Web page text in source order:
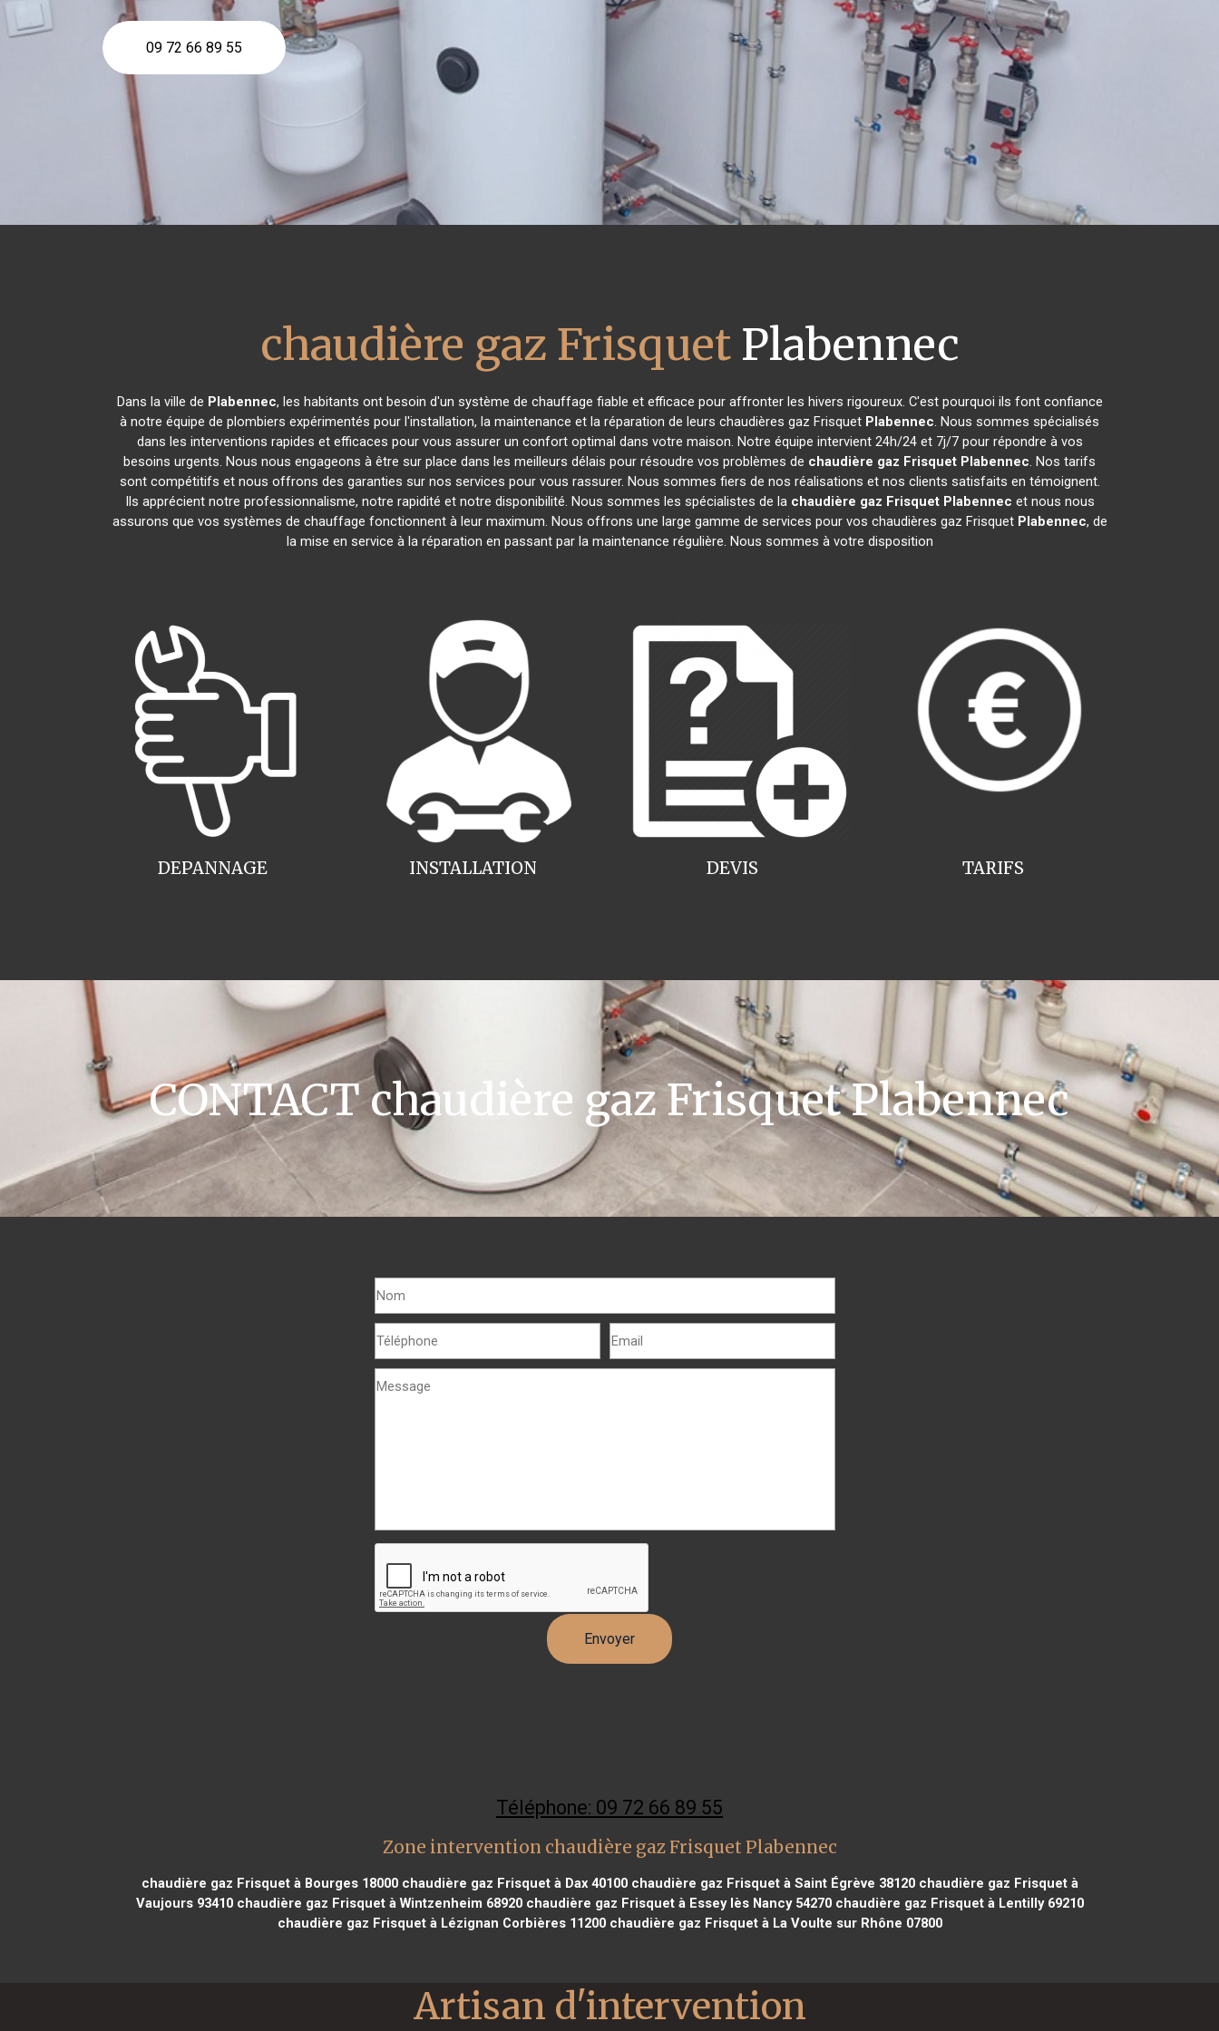
09 72 66 89 55
chaudière gaz FrisquetPlabennec
Dans la ville de Plabennec, les habitants ont besoin d'un système de chauffage fiable et efficace pour affronter les hivers rigoureux. C'est pourquoi ils font confiance
à notre équipe de plombiers expérimentés pour l'installation, la maintenance et la réparation de leurs chaudières gaz Frisquet Plabennec. Nous sommes spécialisés
dans les interventions rapides et efficaces pour vous assurer un confort optimal dans votre maison. Notre équipe intervient 24h/24 et 7j/7 pour répondre à vos
besoins urgents. Nous nous engageons à être sur place dans les meilleurs délais pour résoudre vos problèmes de chaudière gaz Frisquet Plabennec. Nos tarifs
sont compétitifs et nous offrons des garanties sur nos services pour vous rassurer. Nous sommes fiers de nos réalisations et nos clients satisfaits en témoignent.
Ils apprécient notre professionnalisme, notre rapidité et notre disponibilité. Nous sommes les spécialistes de la chaudière gaz Frisquet Plabennec et nous nous
assurons que vos systèmes de chauffage fonctionnent à leur maximum. Nous offrons une large gamme de services pour vos chaudières gaz Frisquet Plabennec, de
la mise en service à la réparation en passant par la maintenance régulière. Nous sommes à votre disposition
INSTALLATION
DEPANNAGE TARIFS
DEVIS
CONTACT chaudière gaz Frisquet Plabennec
Téléphone: 09 72 66 89 55
Zone intervention chaudière gaz Frisquet Plabennec
chaudière gaz Frisquet à Bourges 18000chaudière gaz Frisquet à Dax 40100chaudière gaz Frisquet à Saint Égrève 38120chaudière gaz Frisquet à
Vaujours 93410chaudière gaz Frisquet à Wintzenheim 68920chaudière gaz Frisquet à Essey lès Nancy 54270chaudière gaz Frisquet à Lentilly 69210
chaudière gaz Frisquet à Lézignan Corbières 11200chaudière gaz Frisquet à La Voulte sur Rhône 07800
Artisan d'intervention